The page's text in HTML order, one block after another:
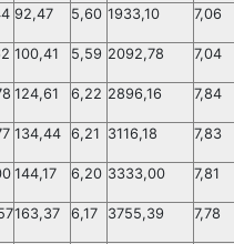
92,47 5,60 1933,10 7,06
100,41 5,59 2092,78 7,04
124,61 6,22 2896,16 7,84
134,44 6,21 3116,18 7,83
144,17 6,20 3333,00 7,81
163,37 6,17 3755,39 7,78